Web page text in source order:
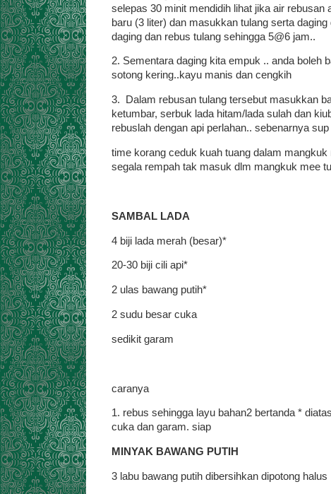
selepas 30 minit mendidih lihat jika air
baru (3 liter) dan masukkan tulang serta
daging dan rebus tulang sehingga 5@6 jam..
2. Sementara daging kita empuk .. anda boleh
sotong kering..kayu manis dan cengkih
3. Dalam rebusan tulang tersebut masukkan
ketumbar, serbuk lada hitam/lada sulah dan
rebuslah dengan api perlahan.. sebenarnya
time korang ceduk kuah tuang dalam
segala rempah tak masuk dlm mangkuk mee
SAMBAL LADA
4 biji lada merah (besar)*
20-30 biji cili api*
2 ulas bawang putih*
2 sudu besar cuka
sedikit garam
caranya
1. rebus sehingga layu bahan2 bertanda *
cuka dan garam. siap
MINYAK BAWANG PUTIH
3 labu bawang putih dibersihkan dipotong halus